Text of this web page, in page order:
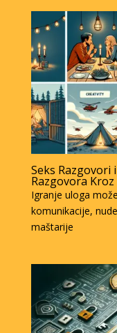
Seks Razgovori
Razgovora Kroz
Igranje uloga
komunikacije,
maštarije